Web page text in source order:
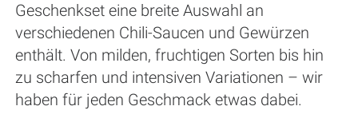
Geschenkset eine breite Auswahl an
verschiedenen Chili-Saucen und Gewürzen
enthält. Von milden, fruchtigen Sorten bis hin
zu scharfen und intensiven Variationen – wir
haben für jeden Geschmack etwas dabei.